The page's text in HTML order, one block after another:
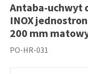
Antaba-uchwyt
INOX
200 mm
PO-HR-031